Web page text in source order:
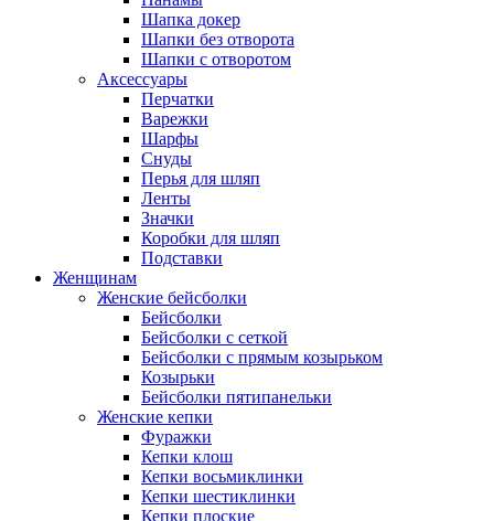
Шапка докер
Шапки без отворота
Шапки с отворотом
Аксессуары
Перчатки
Варежки
Шарфы
Снуды
Перья для шляп
Ленты
Значки
Коробки для шляп
Подставки
Женщинам
Женские бейсболки
Бейсболки
Бейсболки с сеткой
Бейсболки с прямым козырьком
Козырьки
Бейсболки пятипанельки
Женские кепки
Фуражки
Кепки клош
Кепки восьмиклинки
Кепки шестиклинки
Кепки плоские